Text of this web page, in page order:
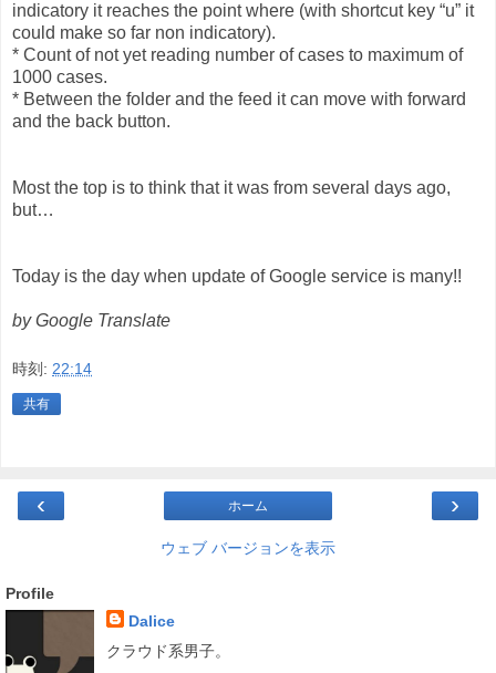
indicatory it reaches the point where (with shortcut key “u” it
could make so far non indicatory).
* Count of not yet reading number of cases to maximum of
1000 cases.
* Between the folder and the feed it can move with forward
and the back button.
Most the top is to think that it was from several days ago,
but…
Today is the day when update of Google service is many!!
by Google Translate
時刻: 22:14
共有
‹ ›
ホーム
ウェブ バージョンを表示
Profile
Dalice
クラウド系男子。